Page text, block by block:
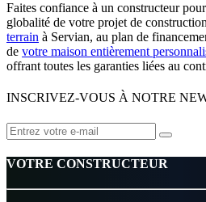
Faites confiance à un constructeur
globalité de votre projet de
terrain à Servian, au plan de
de votre maison entièrement
offrant toutes les garanties liées au
INSCRIVEZ-VOUS À NOTRE
VOTRE CONSTRUCTEUR